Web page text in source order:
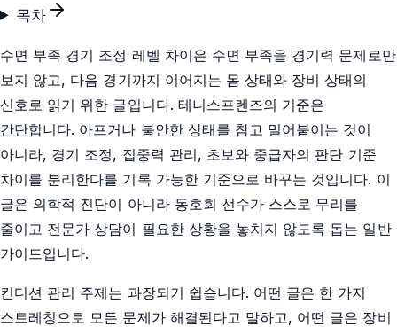
목차
수면 부족 경기 조정 레벨 차이은 수면 부족을 경기력 문제로만
보지 않고, 다음 경기까지 이어지는 몸 상태와 장비 상태의
신호로 읽기 위한 글입니다. 테니스프렌즈의 기준은
간단합니다. 아프거나 불안한 상태를 참고 밀어붙이는 것이
아니라, 경기 조정, 집중력 관리, 초보와 중급자의 판단 기준
차이를 분리한다를 기록 가능한 기준으로 바꾸는 것입니다. 이
글은 의학적 진단이 아니라 동호회 선수가 스스로 무리를
줄이고 전문가 상담이 필요한 상황을 놓치지 않도록 돕는 일반
가이드입니다.
컨디션 관리 주제는 과장되기 쉽습니다. 어떤 글은 한 가지
스트레칭으로 모든 문제가 해결된다고 말하고, 어떤 글은 장비